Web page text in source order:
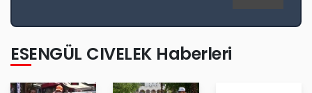
ESENGÜL CIVELEK Haberleri